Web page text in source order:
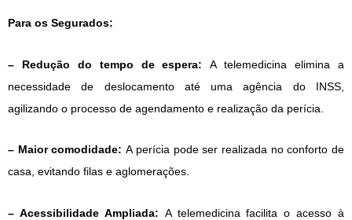
Para os Segurados:
– Redução do tempo de espera: A telemedicina elimina a
necessidade de deslocamento até uma agência do INSS,
agilizando o processo de agendamento e realização da perícia.
– Maior comodidade: A perícia pode ser realizada no conforto de
casa, evitando filas e aglomerações.
– Acessibilidade Ampliada: A telemedicina facilita o acesso à